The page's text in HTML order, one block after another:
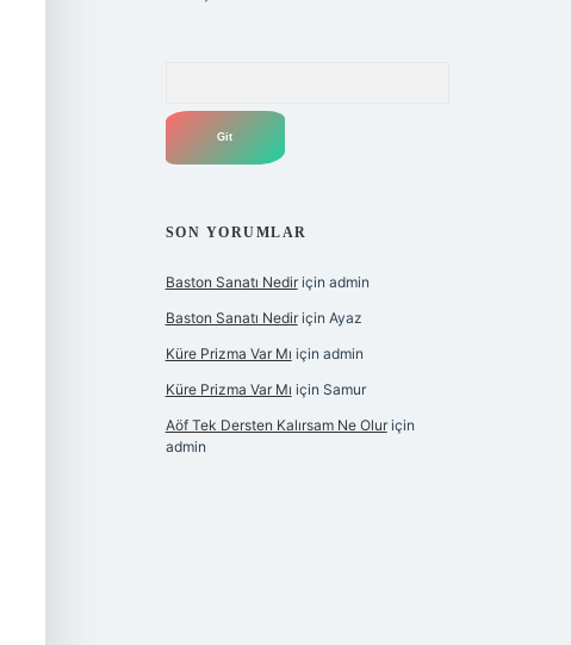
SON YORUMLAR
Baston Sanatı Nediriçin admin
Baston Sanatı Nediriçin Ayaz
Küre Prizma Var Mı için admin
Küre Prizma Var Mı için Samur
Aöf Tek Dersten Kalırsam Ne Oluriçin
admin